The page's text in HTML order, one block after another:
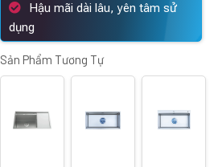
Hậu mãi dài lâu, yên tâm sử
dụng
Sản Phẩm Tương Tự